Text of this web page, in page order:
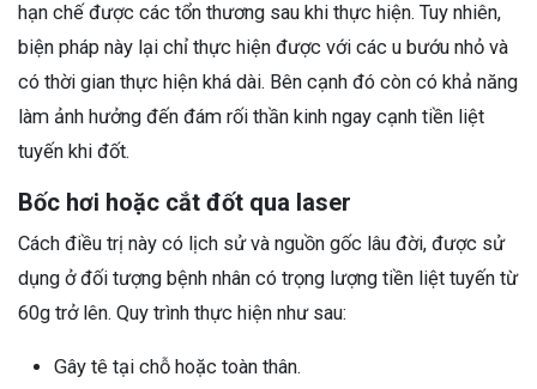
hạn chế được các tổn thương sau khi thực hiện. Tuy nhiên,
biện pháp này lại chỉ thực hiện được với các u bướu nhỏ và
có thời gian thực hiện khá dài. Bên cạnh đó còn có khả năng
làm ảnh hưởng đến đám rối thần kinh ngay cạnh tiền liệt
tuyến khi đốt.
Bốc hơi hoặc cắt đốt qua laser
Cách điều trị này có lịch sử và nguồn gốc lâu đời, được sử
dụng ở đối tượng bệnh nhân có trọng lượng tiền liệt tuyến từ
60g trở lên. Quy trình thực hiện như sau:
Gây tê tại chỗ hoặc toàn thân.